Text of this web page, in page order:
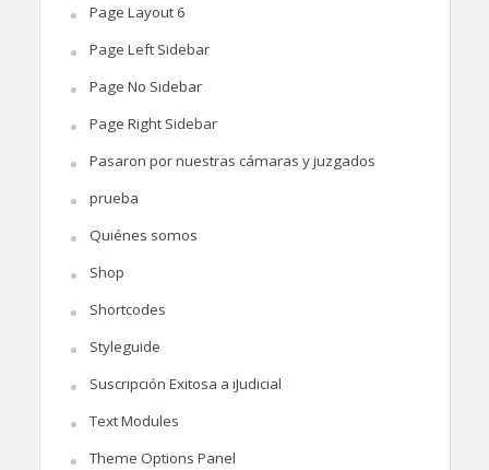
Page Layout 6
Page Left Sidebar
Page No Sidebar
Page Right Sidebar
Pasaron por nuestras cámaras y juzgados
prueba
Quiénes somos
Shop
Shortcodes
Styleguide
Suscripción Exitosa a iJudicial
Text Modules
Theme Options Panel